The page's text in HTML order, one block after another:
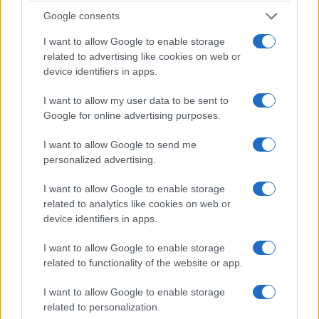
Google consents
I want to allow Google to enable storage
related to advertising like cookies on web or
device identifiers in apps.
I want to allow my user data to be sent to
Google for online advertising purposes.
I want to allow Google to send me
personalized advertising.
I want to allow Google to enable storage
related to analytics like cookies on web or
device identifiers in apps.
I want to allow Google to enable storage
related to functionality of the website or app.
I want to allow Google to enable storage
related to personalization.
Nieźle działająca, 9-biegowa skrzynia biegów to skok
poprzedniczki.Przekładnia ma żywsze reakcje,
lepiej „myśli”, choć wciąż brakuje szybkiego
manualnego trybu. Wrzucenie dwójki i trójki
podczas przyspieszania z pedałem „w podłodze”
trzeba wykonać z lekkim wyprzedzeniem, bo
naciśnięcie prawej łopatki chwilę po pojawieniu się
informacji na ekranie może skończyć się zdławieniem